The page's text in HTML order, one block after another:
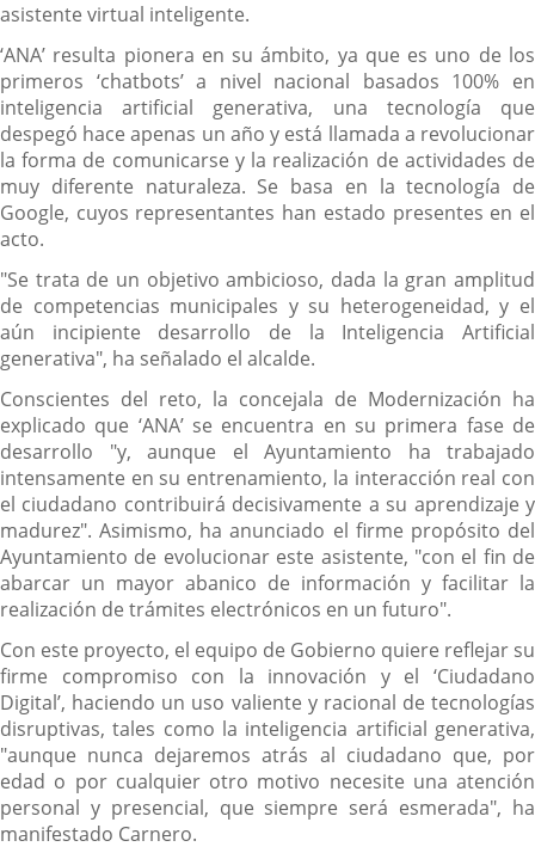
asistente virtual inteligente.
‘ANA’ resulta pionera en su ámbito, ya que es uno de los
primeros ‘chatbots’ a nivel nacional basados 100% en
inteligencia artificial generativa, una tecnología que
despegó hace apenas un año y está llamada a revolucionar
la forma de comunicarse y la realización de actividades de
muy diferente naturaleza. Se basa en la tecnología de
Google, cuyos representantes han estado presentes en el
acto.
"Se trata de un objetivo ambicioso, dada la gran amplitud
de competencias municipales y su heterogeneidad, y el
aún incipiente desarrollo de la Inteligencia Artificial
generativa", ha señalado el alcalde.
Conscientes del reto, la concejala de Modernización ha
explicado que ‘ANA’ se encuentra en su primera fase de
desarrollo "y, aunque el Ayuntamiento ha trabajado
intensamente en su entrenamiento, la interacción real con
el ciudadano contribuirá decisivamente a su aprendizaje y
madurez". Asimismo, ha anunciado el firme propósito del
Ayuntamiento de evolucionar este asistente, "con el fin de
abarcar un mayor abanico de información y facilitar la
realización de trámites electrónicos en un futuro".
Con este proyecto, el equipo de Gobierno quiere reflejar su
firme compromiso con la innovación y el ‘Ciudadano
Digital’, haciendo un uso valiente y racional de tecnologías
disruptivas, tales como la inteligencia artificial generativa,
"aunque nunca dejaremos atrás al ciudadano que, por
edad o por cualquier otro motivo necesite una atención
personal y presencial, que siempre será esmerada", ha
manifestado Carnero.